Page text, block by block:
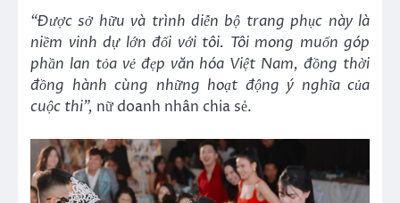
“Được sở hữu và trình diễn bộ trang phục này là
niềm vinh dự lớn đối với tôi. Tôi mong muốn góp
phần lan tỏa vẻ đẹp văn hóa Việt Nam, đồng thời
đồng hành cùng những hoạt động ý nghĩa của
cuộc thi”, nữ doanh nhân chia sẻ.